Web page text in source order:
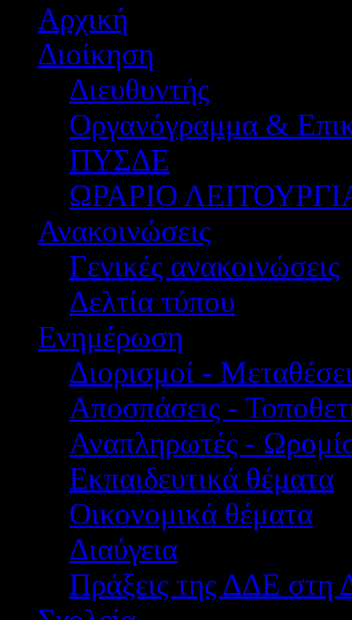
Αρχική
Διοίκηση
Διευθυντής
Οργανόγραμμα &
ΠΥΣΔΕ
ΩΡΑΡΙΟ
Ανακοινώσεις
Γενικές ανακοινώσεις
Δελτία τύπου
Ενημέρωση
Διορισμοί -
Αποσπάσεις -
Αναπληρωτές -
Εκπαιδευτικά θέματα
Οικονομικά θέματα
Διαύγεια
Πράξεις της ΔΔΕ στη